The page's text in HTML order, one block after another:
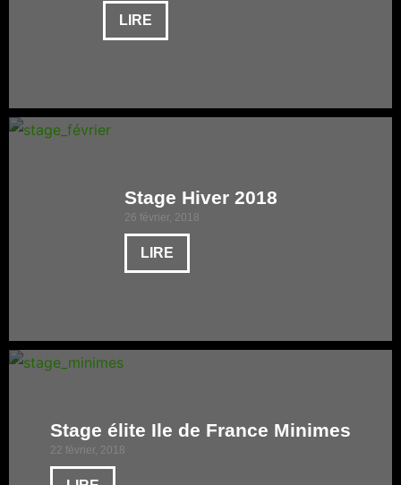
LIRE
Stage Hiver 2018
26 février, 2018
LIRE
Stage élite Ile de France Minimes
22 février, 2018